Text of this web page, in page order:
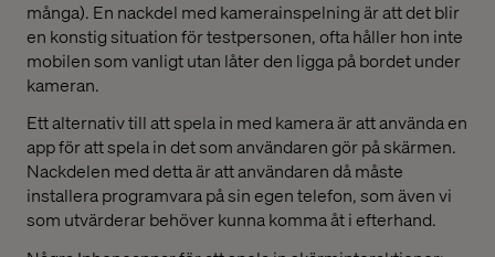
många). En nackdel med kamerainspelning är att det blir
en konstig situation för testpersonen, ofta håller hon inte
mobilen som vanligt utan låter den ligga på bordet under
kameran.
Ett alternativ till att spela in med kamera är att använda en
app för att spela in det som användaren gör på skärmen.
Nackdelen med detta är att användaren då måste
installera programvara på sin egen telefon, som även vi
som utvärderar behöver kunna komma åt i efterhand.